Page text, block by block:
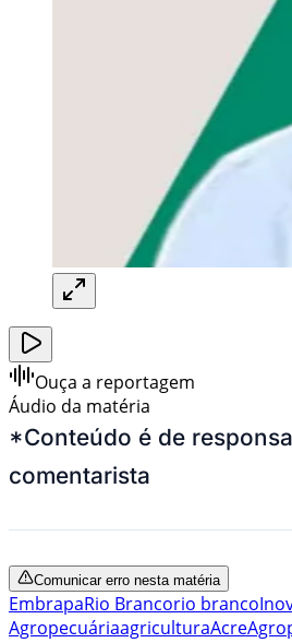
Ouça a reportagem
Áudio da matéria
*Conteúdo é de
comentarista
Comunicar erro nesta matéria
EmbrapaRio Brancorio branco
AgropecuáriaagriculturaAcre